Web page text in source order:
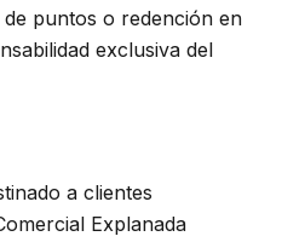
puntos o redención en
exclusiva del
a clientes
Explanada